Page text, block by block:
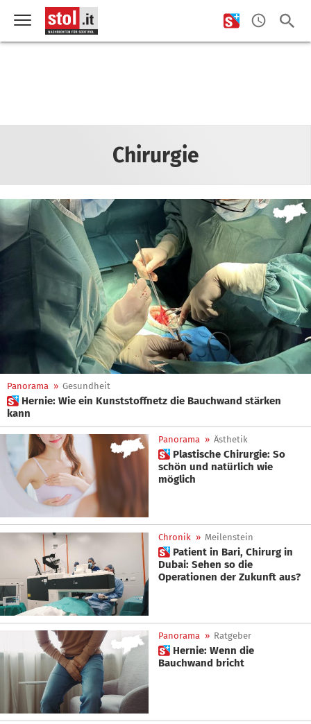
Chirurgie
Panorama » Gesundheit
 Hernie: Wie ein Kunststoffnetz die Bauchwand stärken
kann
Panorama » Ästhetik
 Plastische Chirurgie: So
schön und natürlich wie
möglich
Chronik » Meilenstein
 Patient in Bari, Chirurg in
Dubai: Sehen so die
Operationen der Zukunft aus?
Panorama » Ratgeber
 Hernie: Wenn die
Bauchwand bricht